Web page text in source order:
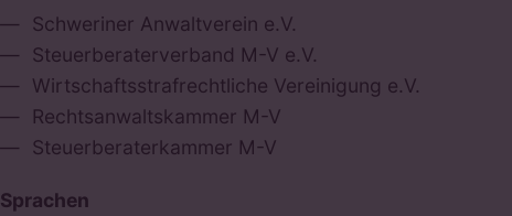
Schweriner Anwaltverein e.V.
Steuerberaterverband M-V e.V.
Wirtschaftsstrafrechtliche Vereinigung e.V.
Rechtsanwaltskammer M-V
Steuerberaterkammer M-V
Sprachen